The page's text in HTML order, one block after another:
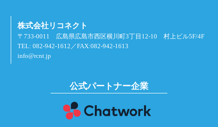
株式会社リコネクト
〒733-0011 広島県広島市西区横川町3丁目12-10 村上ビル5F/4F
TEL: 082-942-1612／FAX:082-942-1613
info@rcnt.jp
公式パートナー企業